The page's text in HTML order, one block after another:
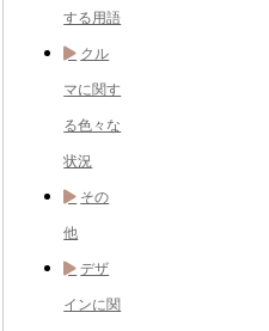
する用語
クル
マに関す
る色々な
状況
その
他
デザ
インに関